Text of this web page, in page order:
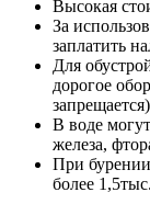
Высокая
За
заплатить
Для
дорогое
В воде
железа,
При
более